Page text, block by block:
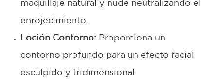
maquillaje natural y nude neutralizando el
enrojecimiento.
Loción Contorno: Proporciona un
contorno profundo para un efecto facial
esculpido y tridimensional.